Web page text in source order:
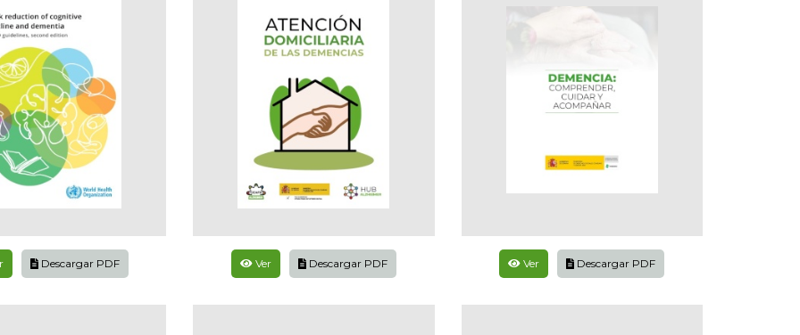
Descargar PDF Ver Descargar PDF Ver Descargar PDF